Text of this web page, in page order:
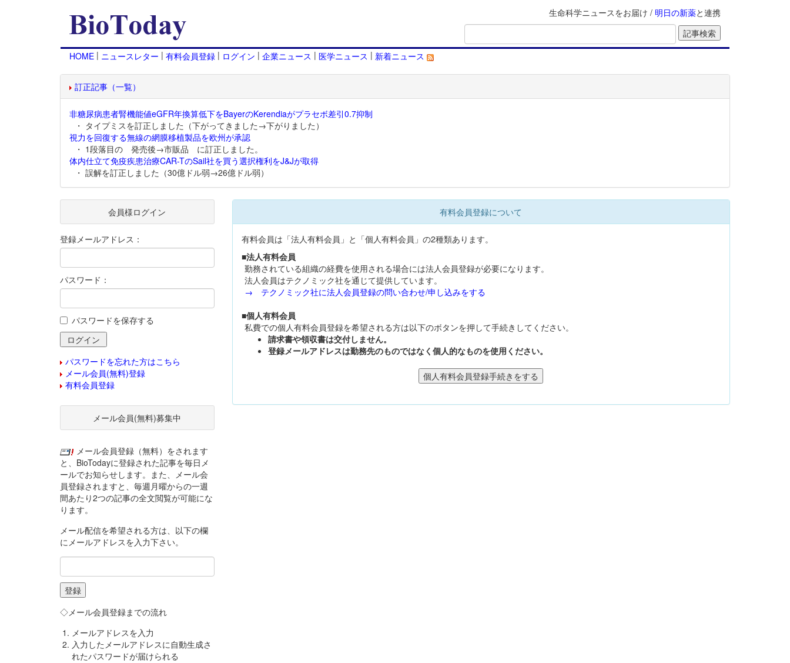
生命科学ニュースをお届け / 明日の新薬と連携
HOME | ニュースレター | 有料会員登録 | ログイン | 企業ニュース | 医学ニュース | 新着ニュース
訂正記事（一覧）
非糖尿病患者腎機能値eGFR年換算低下をBayerのKerendiaがプラセボ差引0.7抑制
・ タイプミスを訂正しました（下がってきました→下がりました）
視力を回復する無線の網膜移植製品を欧州が承認
・ 1段落目の 発売後→市販品 に訂正しました。
体内仕立て免疫疾患治療CAR-TのSail社を買う選択権利をJ&Jが取得
・ 誤解を訂正しました（30億ドル弱→26億ドル弱）
有料会員登録について
有料会員は「法人有料会員」と「個人有料会員」の2種類あります。
■法人有料会員
勤務されている組織の経費を使用される場合には法人会員登録が必要になります。
法人会員はテクノミック社を通じて提供しています。
→ テクノミック社に法人会員登録の問い合わせ/申し込みをする
■個人有料会員
私費での個人有料会員登録を希望される方は以下のボタンを押して手続きしてください。
請求書や領収書は交付しません。
登録メールアドレスは勤務先のものではなく個人的なものを使用ください。
会員様ログイン
登録メールアドレス：
パスワード：
パスワードを保存する
パスワードを忘れた方はこちら
メール会員(無料)登録
有料会員登録
メール会員(無料)募集中
メール会員登録（無料）をされます
と、BioTodayに登録された記事を毎日メ
ールでお知らせします。また、メール会
員登録されますと、毎週月曜からの一週
間あたり2つの記事の全文閲覧が可能にな
ります。
メール配信を希望される方は、以下の欄
にメールアドレスを入力下さい。
◇メール会員登録までの流れ
メールアドレスを入力
入力したメールアドレスに自動生成さ
れたパスワードが届けられる